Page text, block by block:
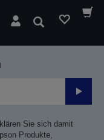
Suchen
Sie sich damit
Produkte,